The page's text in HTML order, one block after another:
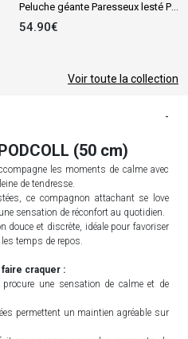
54.90€
Voir toute la collection
-
(50 cm)
les moments de calme avec
de tendresse.
ce compagnon attachant se love
sensation de réconfort au quotidien.
douce et discrète, idéale pour favoriser
temps de repos.
craquer :
une sensation de calme et de
permettent un maintien agréable sur